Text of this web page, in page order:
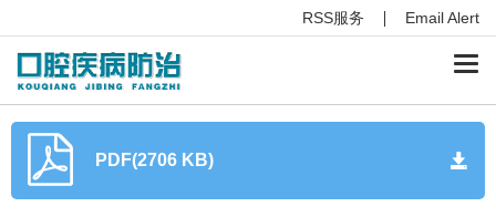
RSS服务 Email Alert
PDF(2706 KB)